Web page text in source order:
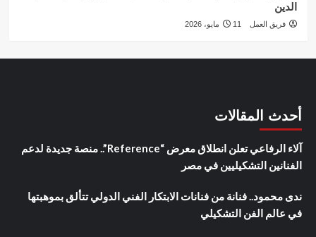
الدين
فريق العمل 11 مايو، 2026
أحدث المقالات
آلاء الرفاعي تعلن انطلاق معرض “Reference”.. منصة جديدة لدعم
الفنانين التشكيليين في مصر
ندى محمود.. فنانة من فنانات الابتكار الفني الدولي تتألق بموهبتها
في عالم الفن التشكيلي